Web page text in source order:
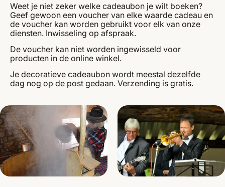
Weet je niet zeker welke cadeaubon je wilt boeken?
Geef gewoon een voucher van elke waarde cadeau en
de voucher kan worden gebruikt voor elk van onze
diensten. Inwisseling op afspraak.
De voucher kan niet worden ingewisseld voor
producten in de online winkel.
Je decoratieve cadeaubon wordt meestal dezelfde
dag nog op de post gedaan. Verzending is gratis.